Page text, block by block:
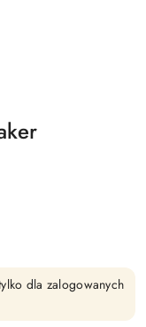
dla zalogowanych